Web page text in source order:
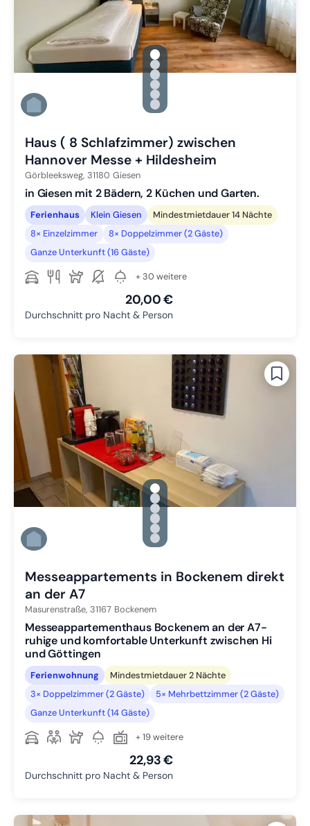
gallery.slide_selector
Zu Slide 1 wechseln
Zu Slide 2 wechseln
Zu Slide 3 wechseln
Zu Slide 4 wechseln
Zu Slide 5 wechseln
Zu Slide 6 wechseln
Haus ( 8 Schlafzimmer) zwischen
Hannover Messe + Hildesheim
Görbleeksweg, 31180 Giesen
in Giesen mit 2 Bädern, 2 Küchen und Garten.
Ferienhaus Klein Giesen
Mindestmietdauer 14 Nächte
8× Einzelzimmer
8× Doppelzimmer (2 Gäste)
Ganze Unterkunft (16 Gäste)
+ 30 weitere
20,00 €
Durchschnitt pro Nacht & Person
gallery.slide_selector
Zu Slide 1 wechseln
Zu Slide 2 wechseln
Zu Slide 3 wechseln
Zu Slide 4 wechseln
Zu Slide 5 wechseln
Zu Slide 6 wechseln
Messeappartements in Bockenem direkt
an der A7
Masurenstraße, 31167 Bockenem
Messeappartementhaus Bockenem an der A7-
ruhige und komfortable Unterkunft zwischen Hi
und Göttingen
Ferienwohnung
Mindestmietdauer 2 Nächte
3× Doppelzimmer (2 Gäste)
5× Mehrbettzimmer (2 Gäste)
Ganze Unterkunft (14 Gäste)
+ 19 weitere
22,93 €
Durchschnitt pro Nacht & Person